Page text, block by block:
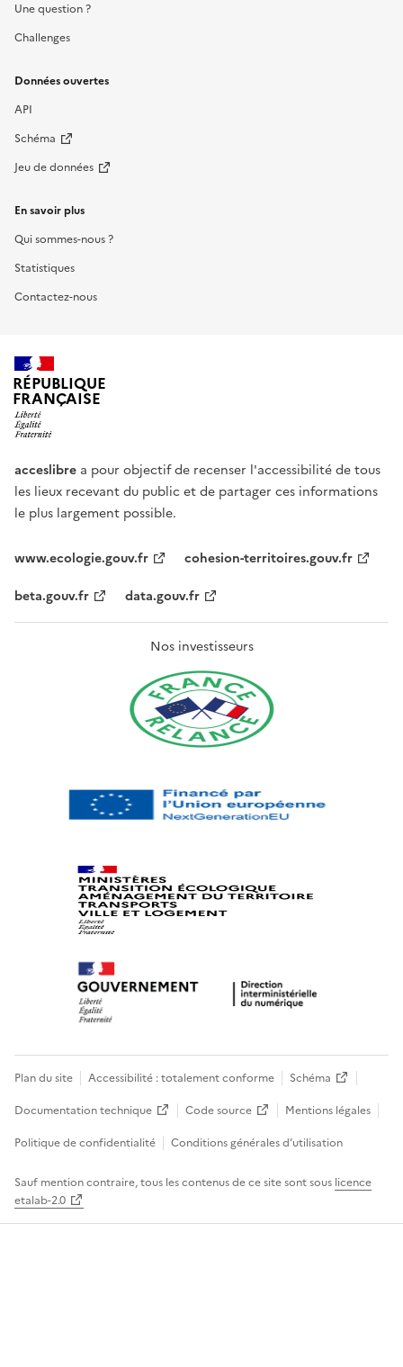
Une question ?
Challenges
Données ouvertes
API
Schéma
Jeu de données
En savoir plus
Qui sommes-nous ?
Statistiques
Contactez-nous
RÉPUBLIQUE
FRANÇAISE
acceslibre a pour objectif de recenser l'accessibilité de tous
les lieux recevant du public et de partager ces informations
le plus largement possible.
www.ecologie.gouv.fr
cohesion-territoires.gouv.fr
beta.gouv.fr
data.gouv.fr
Nos investisseurs
Plan du site Accessibilité : totalement conforme
Schéma
Documentation technique
Code source
Mentions légales
Politique de confidentialité
Conditions générales d’utilisation
Sauf mention contraire, tous les contenus de ce site sont sous licence
etalab-2.0